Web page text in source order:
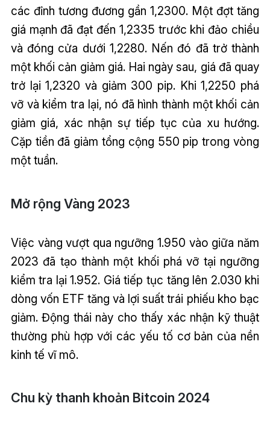
các đỉnh tương đương gần 1,2300. Một đợt tăng
giá mạnh đã đạt đến 1,2335 trước khi đảo chiều
và đóng cửa dưới 1,2280. Nến đó đã trở thành
một khối cản giảm giá. Hai ngày sau, giá đã quay
trở lại 1,2320 và giảm 300 pip. Khi 1,2250 phá
vỡ và kiểm tra lại, nó đã hình thành một khối cản
giảm giá, xác nhận sự tiếp tục của xu hướng.
Cặp tiền đã giảm tổng cộng 550 pip trong vòng
một tuần.
Mở rộng Vàng 2023
Việc vàng vượt qua ngưỡng 1.950 vào giữa năm
2023 đã tạo thành một khối phá vỡ tại ngưỡng
kiểm tra lại 1.952. Giá tiếp tục tăng lên 2.030 khi
dòng vốn ETF tăng và lợi suất trái phiếu kho bạc
giảm. Động thái này cho thấy xác nhận kỹ thuật
thường phù hợp với các yếu tố cơ bản của nền
kinh tế vĩ mô.
Chu kỳ thanh khoản Bitcoin 2024